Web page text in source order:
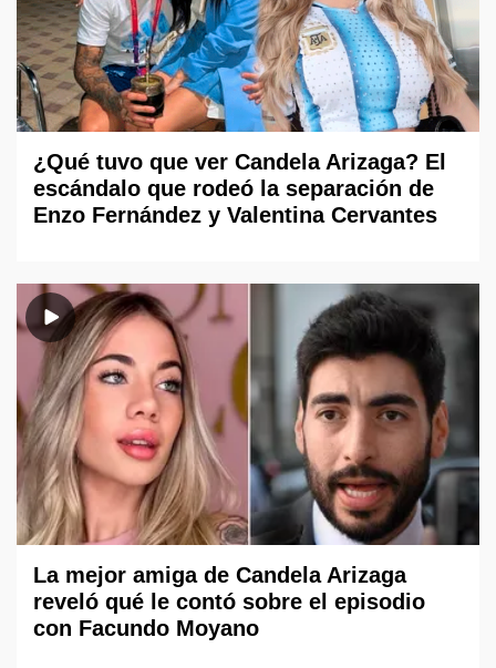
¿Qué tuvo que ver Candela Arizaga? El
escándalo que rodeó la separación de
Enzo Fernández y Valentina Cervantes
La mejor amiga de Candela Arizaga
reveló qué le contó sobre el episodio
con Facundo Moyano